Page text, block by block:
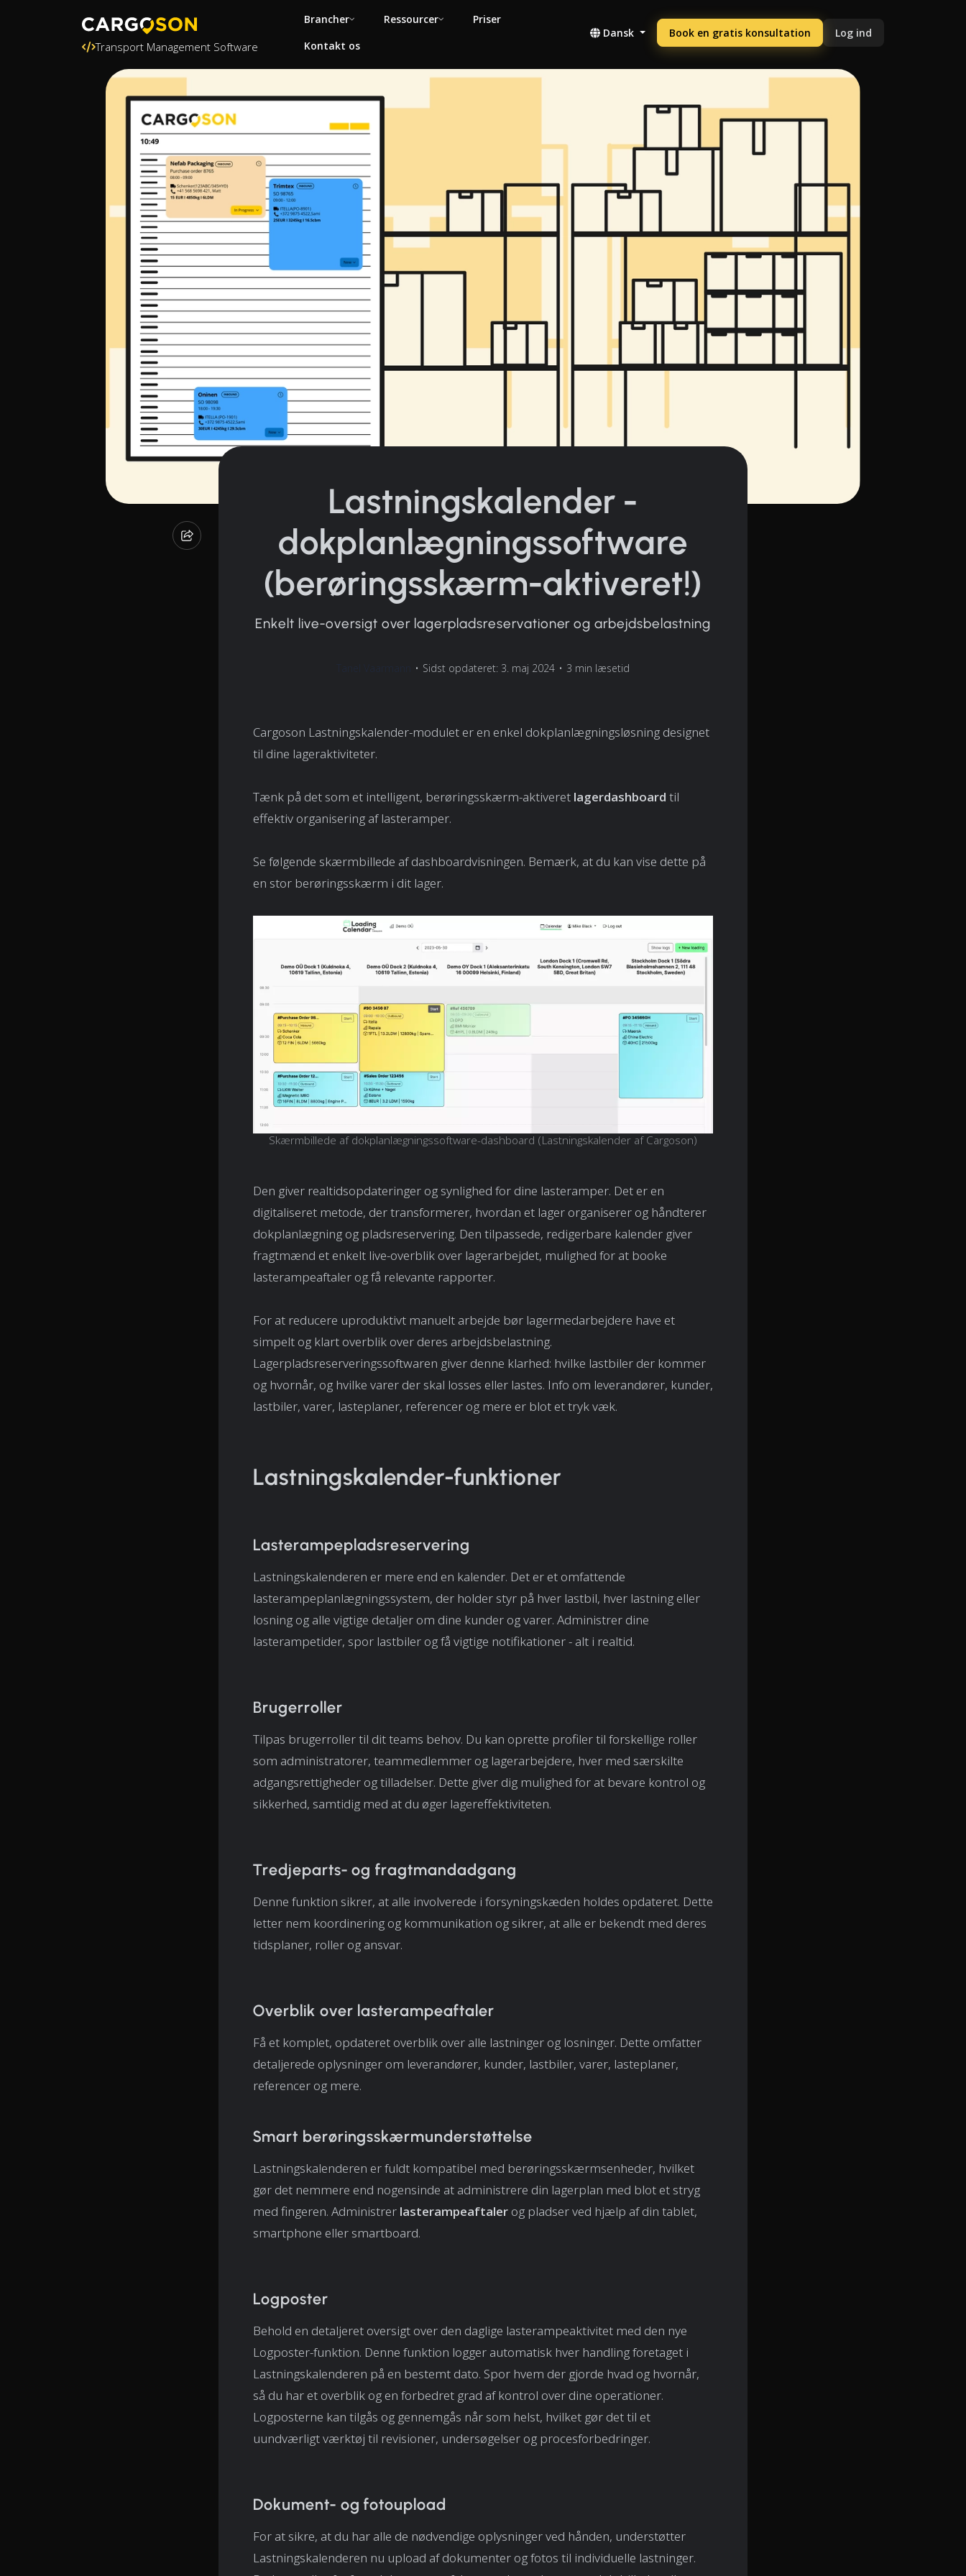
Transport Management Software
Brancher Ressourcer
Priser
Kontakt os
Dansk Book en gratis konsultation Log ind
Lastningskalender -
dokplanlægningssoftware
(berøringsskærm-aktiveret!)
Enkelt live-oversigt over lagerpladsreservationer og arbejdsbelastning
• Sidst opdateret: 3. maj 2024 • 3 min læsetid
Cargoson Lastningskalender-modulet er en enkel dokplanlægningsløsning designet
til dine lageraktiviteter.
Tænk på det som et intelligent, berøringsskærm-aktiveret lagerdashboard til
effektiv organisering af lasteramper.
Se følgende skærmbillede af dashboardvisningen. Bemærk, at du kan vise dette på
en stor berøringsskærm i dit lager.
Skærmbillede af dokplanlægningssoftware-dashboard (Lastningskalender af Cargoson)
Den giver realtidsopdateringer og synlighed for dine lasteramper. Det er en
digitaliseret metode, der transformerer, hvordan et lager organiserer og håndterer
dokplanlægning og pladsreservering. Den tilpassede, redigerbare kalender giver
fragtmænd et enkelt live-overblik over lagerarbejdet, mulighed for at booke
lasterampeaftaler og få relevante rapporter.
For at reducere uproduktivt manuelt arbejde bør lagermedarbejdere have et
simpelt og klart overblik over deres arbejdsbelastning.
Lagerpladsreserveringssoftwaren giver denne klarhed: hvilke lastbiler der kommer
og hvornår, og hvilke varer der skal losses eller lastes. Info om leverandører, kunder,
lastbiler, varer, lasteplaner, referencer og mere er blot et tryk væk.
Lastningskalender-funktioner
Lasterampepladsreservering
Lastningskalenderen er mere end en kalender. Det er et omfattende
lasterampeplanlægningssystem, der holder styr på hver lastbil, hver lastning eller
losning og alle vigtige detaljer om dine kunder og varer. Administrer dine
lasterampetider, spor lastbiler og få vigtige notifikationer - alt i realtid.
Brugerroller
Tilpas brugerroller til dit teams behov. Du kan oprette profiler til forskellige roller
som administratorer, teammedlemmer og lagerarbejdere, hver med særskilte
adgangsrettigheder og tilladelser. Dette giver dig mulighed for at bevare kontrol og
sikkerhed, samtidig med at du øger lagereffektiviteten.
Tredjeparts- og fragtmandadgang
Denne funktion sikrer, at alle involverede i forsyningskæden holdes opdateret. Dette
letter nem koordinering og kommunikation og sikrer, at alle er bekendt med deres
tidsplaner, roller og ansvar.
Overblik over lasterampeaftaler
Få et komplet, opdateret overblik over alle lastninger og losninger. Dette omfatter
detaljerede oplysninger om leverandører, kunder, lastbiler, varer, lasteplaner,
referencer og mere.
Smart berøringsskærmunderstøttelse
Lastningskalenderen er fuldt kompatibel med berøringsskærmsenheder, hvilket
gør det nemmere end nogensinde at administrere din lagerplan med blot et stryg
med fingeren. Administrer lasterampeaftaler og pladser ved hjælp af din tablet,
smartphone eller smartboard.
Logposter
Behold en detaljeret oversigt over den daglige lasterampeaktivitet med den nye
Logposter-funktion. Denne funktion logger automatisk hver handling foretaget i
Lastningskalenderen på en bestemt dato. Spor hvem der gjorde hvad og hvornår,
så du har et overblik og en forbedret grad af kontrol over dine operationer.
Logposterne kan tilgås og gennemgås når som helst, hvilket gør det til et
uundværligt værktøj til revisioner, undersøgelser og procesforbedringer.
Dokument- og fotoupload
For at sikre, at du har alle de nødvendige oplysninger ved hånden, understøtter
Lastningskalenderen nu upload af dokumenter og fotos til individuelle lastninger.